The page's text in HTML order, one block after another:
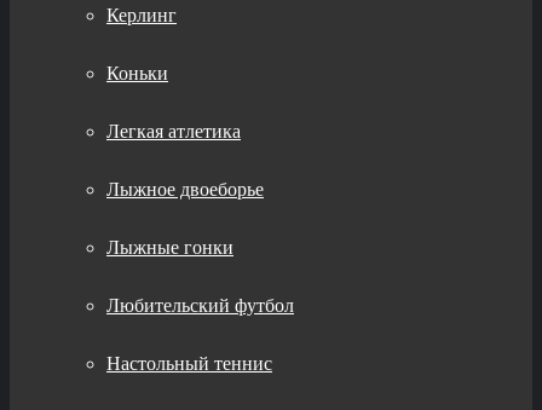
Керлинг
Коньки
Легкая атлетика
Лыжное двоеборье
Лыжные гонки
Любительский футбол
Настольный теннис